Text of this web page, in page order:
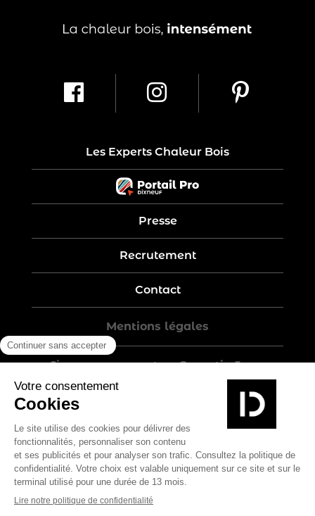
Les Experts Chaleur Bois
Presse
Recrutement
Contact
Mentions légales
Five-year warranty – Garantie 5 ans
Politique de confidentialité
Conditions générales de vente
Plan du site